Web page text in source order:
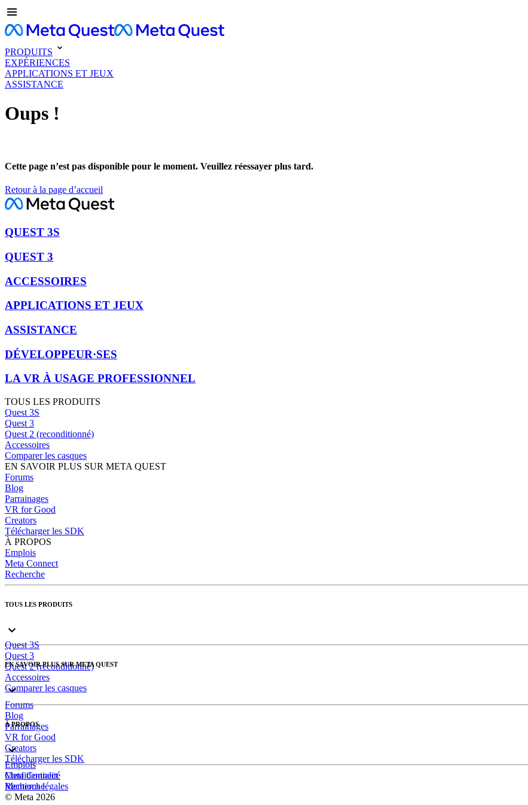
PRODUITS
EXPÉRIENCES
APPLICATIONS ET JEUX
ASSISTANCE
Oups !
Cette page n’est pas disponible pour le moment. Veuillez réessayer plus tard.
Retour à la page d’accueil
QUEST 3S
QUEST 3
ACCESSOIRES
APPLICATIONS ET JEUX
ASSISTANCE
DÉVELOPPEUR·SES
LA VR À USAGE PROFESSIONNEL
TOUS LES PRODUITS
Quest 3S
Quest 3
Quest 2 (reconditionné)
Accessoires
Comparer les casques
EN SAVOIR PLUS SUR META QUEST
Forums
Blog
Parrainages
VR for Good
Creators
Télécharger les SDK
À PROPOS
Emplois
Meta Connect
Recherche
TOUS LES PRODUITS
Quest 3S
Quest 3
Quest 2 (reconditionné)
Accessoires
Comparer les casques
EN SAVOIR PLUS SUR META QUEST
Forums
Blog
Parrainages
VR for Good
Creators
Télécharger les SDK
À PROPOS
Emplois
Meta Connect
Recherche
Confidentialité
Mentions légales
© Meta 2026